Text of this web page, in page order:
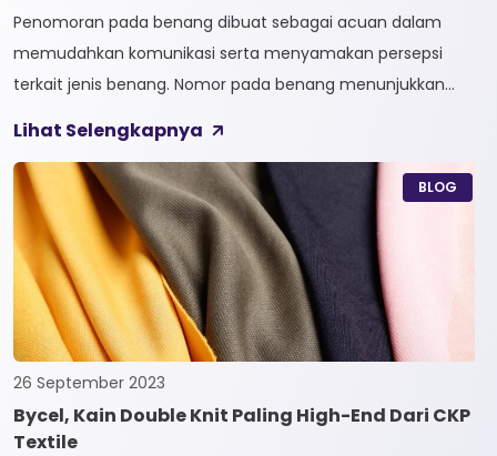
Penomoran pada benang dibuat sebagai acuan dalam
memudahkan komunikasi serta menyamakan persepsi
terkait jenis benang. Nomor pada benang menunjukkan
penomoran sendiri terbagi menjadi dua, Tidak Langsung dan
Langsung. 1. Penomoran Tidak Langsung Penomoran Tidak
Langsung biasa diaplikasikan pada jenis Natural Fiber, seperti
Rayon dan Cotton. Satuan yang paling […]
Lihat Selengkapnya
BLOG
26 September 2023
Bycel, Kain Double Knit Paling High-End Dari CKP
Textile